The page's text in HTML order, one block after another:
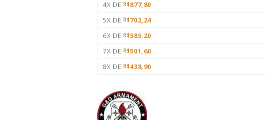
4X DE R$877,80
5X DE R$702,24
6X DE R$585,20
7X DE R$501,60
8X DE R$438,90